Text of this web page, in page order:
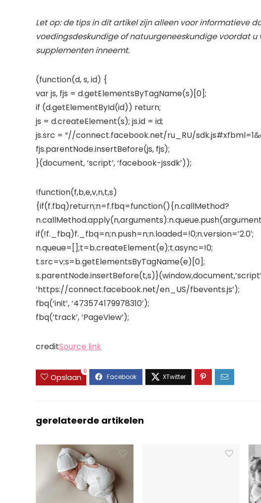
Let op: de tips in dit artikel zijn alleen voor informatieve
voedingsdeskundige of natuurgeneeskundige voordat
supplementen inneemt.
(function(d, s, id) {
var js, fjs = d.getElementsByTagName(s)[0];
if (d.getElementById(id)) return;
js = d.createElement(s); js.id = id;
js.src = “//connect.facebook.net/ru_RU/
fjs.parentNode.insertBefore(js, fjs);
}(document, ‘script’, ‘facebook-jssdk’));
!function(f,b,e,v,n,t,s)
{if(f.fbq)return;n=f.fbq=function(){n.callMethod?
if(!f._fbq)f._fbq=n;n.push=n;n.loaded=!0;n.version=’2.0′;
n.queue=[];t=b.createElement(e);t.async=!0;
t.src=v;s=b.getElementsByTagName(e)[0];
‘https://connect.facebook.net/en_US/fbevents.js’);
fbq(‘init’, ‘473574179978310’);
fbq(’track’, ‘PageView’);
creditSource link
Opslaan
0
gerelateerde artikelen